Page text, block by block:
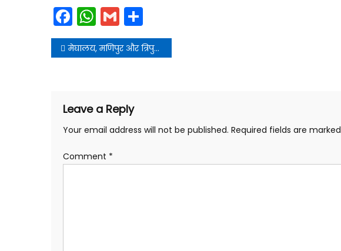
Facebook
WhatsApp
Gmail
Post
navigation
मेघालय, मणिपुर और त्रिपुरा के नागरिकों को राज्य स्थापना दिवस की हार्दिक शुभकामनाएँ
Leave a Reply
Your email address will not be published. Required fields are marked
Comment *